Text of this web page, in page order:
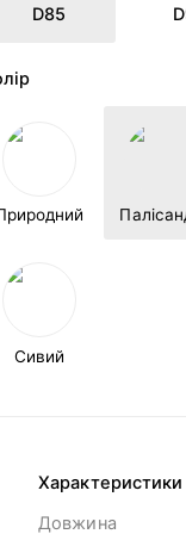
D85
Сивий
Характеристики
Довжина